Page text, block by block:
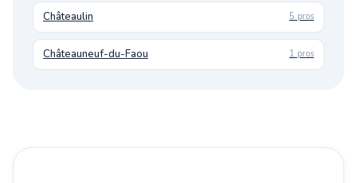
Châteaulin 5 pros
Châteauneuf-du-Faou 1 pros